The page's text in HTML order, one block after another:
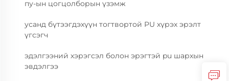
пу-ын цогцолборын үзэмж
усанд бүтээгдэхүүн тогтвортой PU хүрэх эрэлт
үгсэгч
эдэлгээний хэрэгсэл болон эрэгтэй pu шархын
эвдэлгээ